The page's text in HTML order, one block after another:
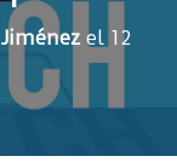
el 12